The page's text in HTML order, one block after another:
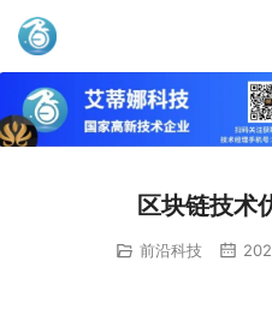
艾蒂娜科技
区块链技术
前沿科技